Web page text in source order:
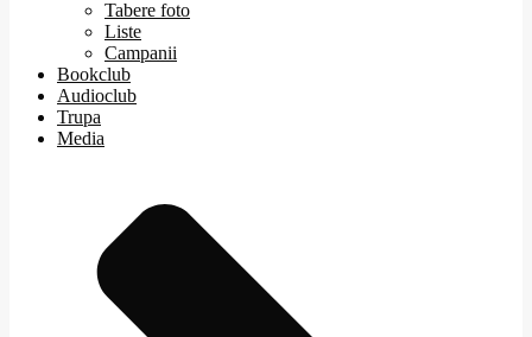
Tabere foto
Liste
Campanii
Bookclub
Audioclub
Trupa
Media